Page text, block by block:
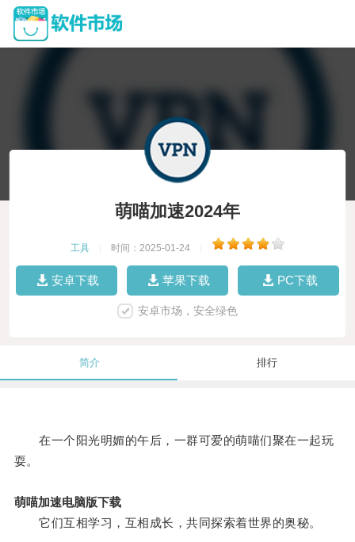
萌喵加速2024年
工具 时间：2025-01-24
安卓下载 苹果下载 PC下载
安卓市场，安全绿色
简介 排行
在一个阳光明媚的午后，一群可爱的萌喵们聚在一起玩
耍。
萌喵加速电脑版下载
它们互相学习，互相成长，共同探索着世界的奥秘。